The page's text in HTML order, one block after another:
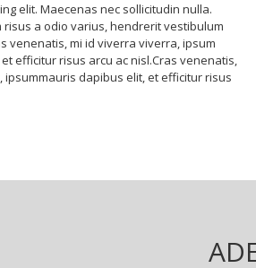
elit. Maecenas nec sollicitudin nulla.
a odio varius, hendrerit vestibulum
venenatis, mi id viverra viverra, ipsum
efficitur risus arcu ac nisl.Cras venenatis,
ipsummauris dapibus elit, et efficitur risus